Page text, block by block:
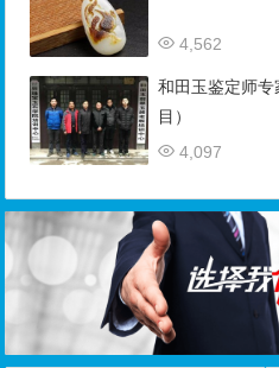
4,562
和田玉鉴定师
目）
4,097